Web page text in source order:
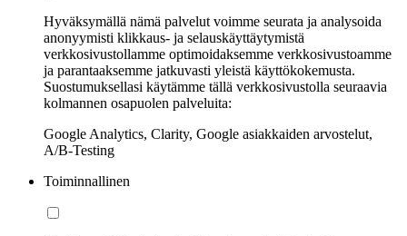
Hyväksymällä nämä palvelut voimme seurata ja analysoida
anonyymisti klikkaus- ja selauskäyttäytymistä
verkkosivustollamme optimoidaksemme verkkosivustoamme
ja parantaaksemme jatkuvasti yleistä käyttökokemusta.
Suostumuksellasi käytämme tällä verkkosivustolla seuraavia
kolmannen osapuolen palveluita:
Google Analytics, Clarity, Google asiakkaiden arvostelut,
A/B-Testing
Toiminnallinen